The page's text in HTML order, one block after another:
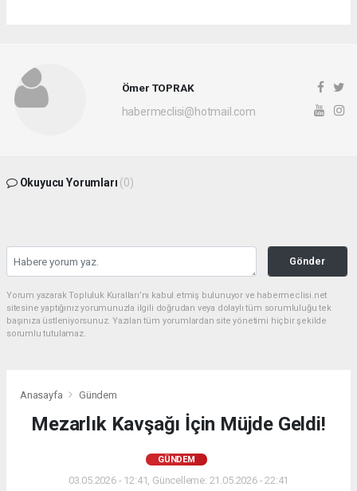
Ömer TOPRAK
habermeclisi@hotmail.com
Okuyucu Yorumları (0)
Gönder
Yorum yazarak Topluluk Kuralları’nı kabul etmiş bulunuyor ve habermeclisi.net
sitesine yaptığınız yorumunuzla ilgili doğrudan veya dolaylı tüm sorumluluğu tek
başınıza üstleniyorsunuz. Yazılan tüm yorumlardan site yönetimi hiçbir şekilde
sorumlu tutulamaz.
Anasayfa Gündem
Mezarlık Kavşağı İçin Müjde Geldi!
GÜNDEM
03.05.2026 - 12:41, Güncelleme: 21.05.2026 - 22:41